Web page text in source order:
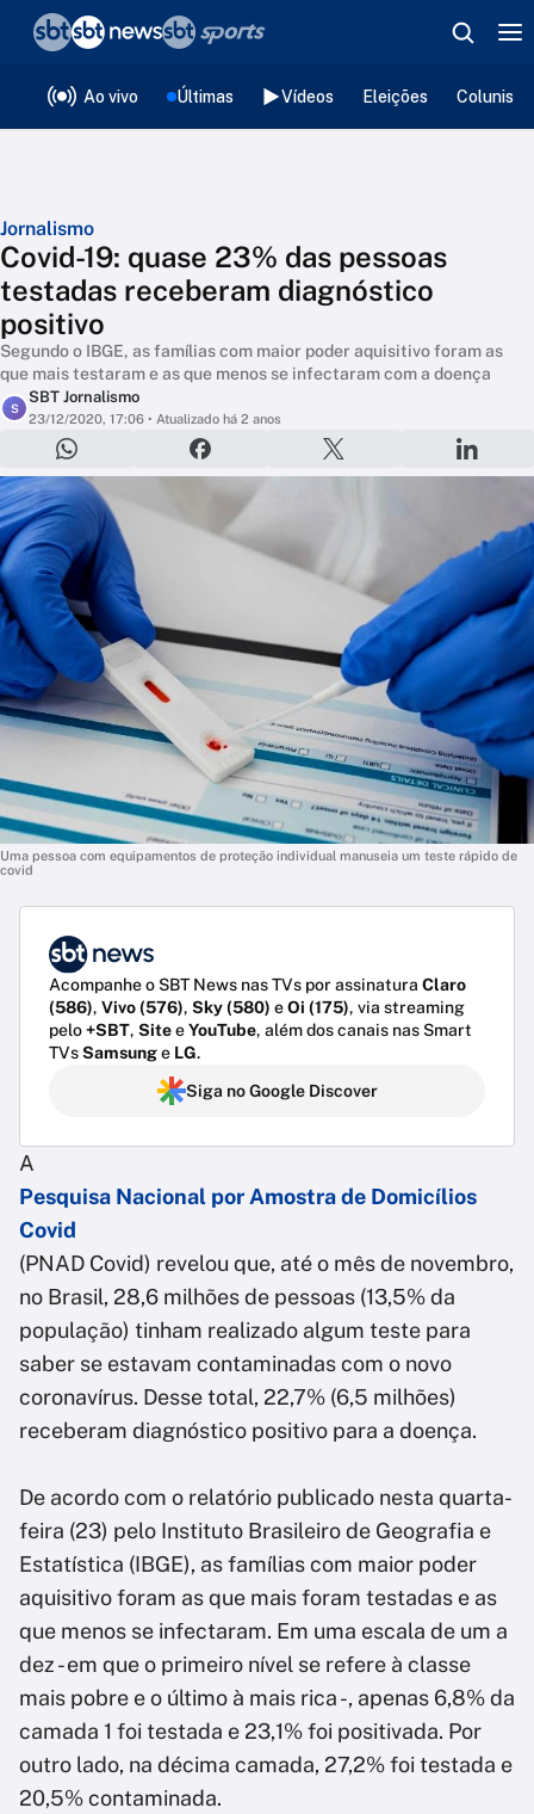
Ao vivo Últimas Vídeos Eleições
Jornalismo
Covid-19: quase 23% das pessoas
testadas receberam diagnóstico
positivo
Segundo o IBGE, as famílias com maior poder aquisitivo foram as
que mais testaram e as que menos se infectaram com a doença
S
SBT Jornalismo
23/12/2020, 17:06 • Atualizado há 2 anos
Uma pessoa com equipamentos de proteção individual manuseia um teste rápido de
covid
Acompanhe o SBT News nas TVs por assinatura Claro
(586), Vivo (576), Sky (580) eOi (175), via streaming
pelo+SBT, SiteeYouTube, além dos canais nas Smart
TVsSamsunge LG.
Siga no Google Discover
A
Pesquisa Nacional por Amostra de Domicílios
Covid
(PNAD Covid) revelou que, até o mês de novembro,
no Brasil, 28,6 milhões de pessoas (13,5% da
população) tinham realizado algum teste para
saber se estavam contaminadas com o novo
coronavírus. Desse total, 22,7% (6,5 milhões)
receberam diagnóstico positivo para a doença.
De acordo com o relatório publicado nesta quarta-
feira (23) pelo Instituto Brasileiro de Geografia e
Estatística (IBGE), as famílias com maior poder
aquisitivo foram as que mais foram testadas e as
que menos se infectaram. Em uma escala de um a
dez - em que o primeiro nível se refere à classe
mais pobre e o último à mais rica -, apenas 6,8% da
camada 1 foi testada e 23,1% foi positivada. Por
outro lado, na décima camada, 27,2% foi testada e
20,5% contaminada.
❮voltar
Editorias